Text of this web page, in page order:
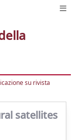
su rivista
satellites